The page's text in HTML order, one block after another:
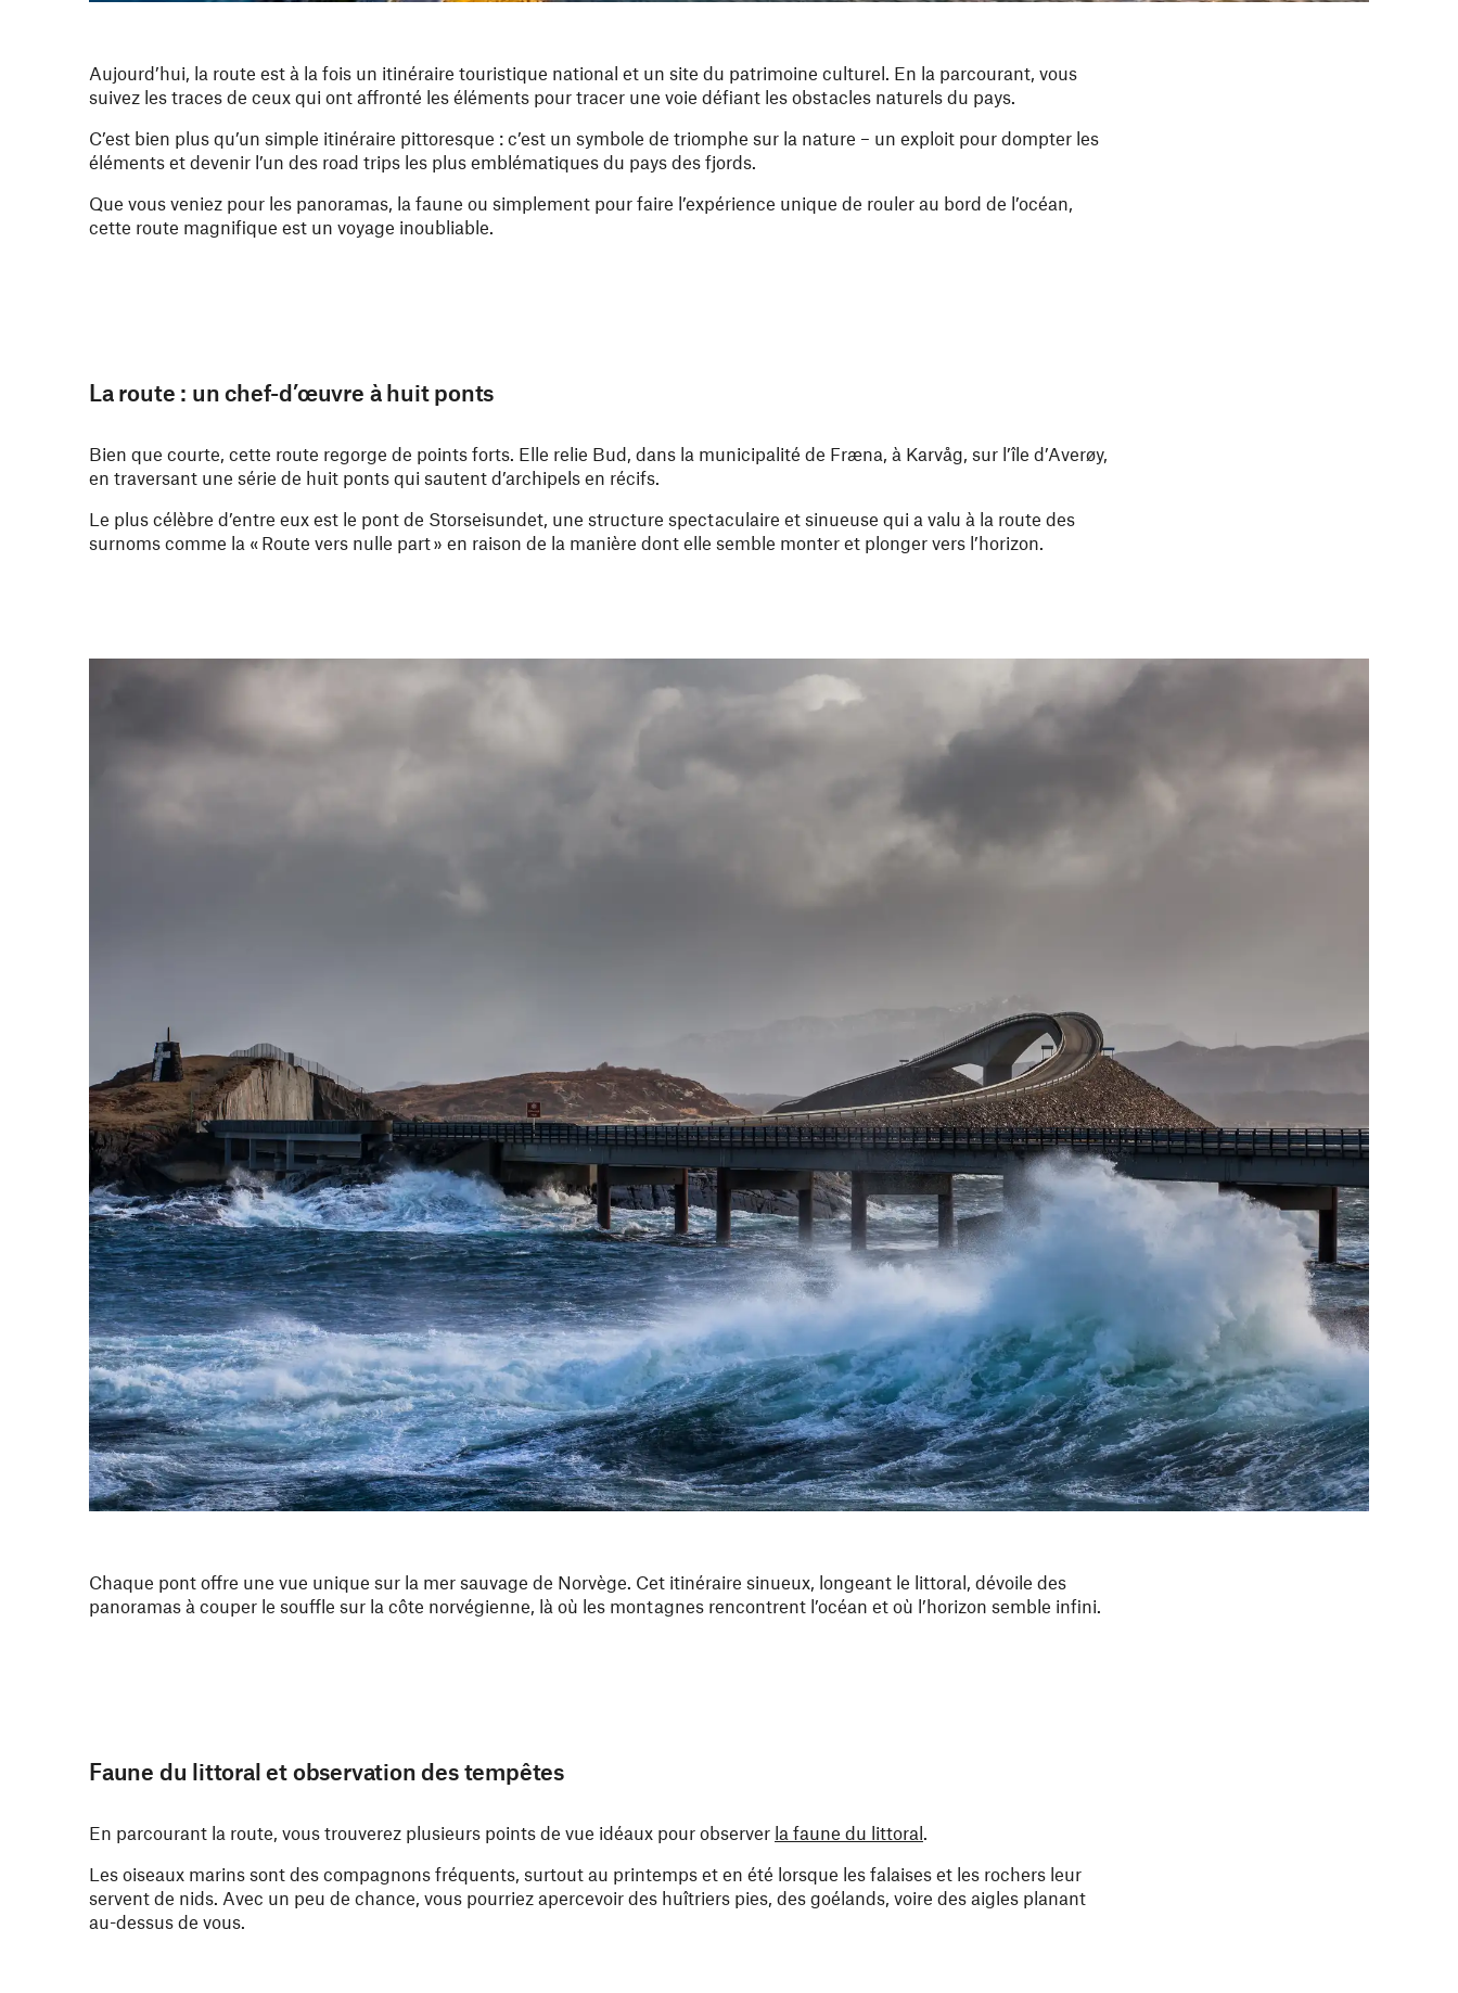
Aujourd’hui, la route est à la fois un itinéraire touristique national et un site du patrimoine culturel. En la parcourant, vous
suivez les traces de ceux qui ont affronté les éléments pour tracer une voie défiant les obstacles naturels du pays.
C’est bien plus qu’un simple itinéraire pittoresque : c’est un symbole de triomphe sur la nature – un exploit pour dompter les
éléments et devenir l’un des road trips les plus emblématiques du pays des fjords.
Que vous veniez pour les panoramas, la faune ou simplement pour faire l’expérience unique de rouler au bord de l’océan,
cette route magnifique est un voyage inoubliable.
La route : un chef-d’œuvre à huit ponts
Bien que courte, cette route regorge de points forts. Elle relie Bud, dans la municipalité de Fræna, à Karvåg, sur l’île d’Averøy,
en traversant une série de huit ponts qui sautent d’archipels en récifs.
Le plus célèbre d’entre eux est le pont de Storseisundet, une structure spectaculaire et sinueuse qui a valu à la route des
surnoms comme la « Route vers nulle part » en raison de la manière dont elle semble monter et plonger vers l’horizon.
Chaque pont offre une vue unique sur la mer sauvage de Norvège. Cet itinéraire sinueux, longeant le littoral, dévoile des
panoramas à couper le souffle sur la côte norvégienne, là où les montagnes rencontrent l’océan et où l’horizon semble infini.
Faune du littoral et observation des tempêtes
En parcourant la route, vous trouverez plusieurs points de vue idéaux pour observer la faune du littoral.
Les oiseaux marins sont des compagnons fréquents, surtout au printemps et en été lorsque les falaises et les rochers leur
servent de nids. Avec un peu de chance, vous pourriez apercevoir des huîtriers pies, des goélands, voire des aigles planant
au-dessus de vous.